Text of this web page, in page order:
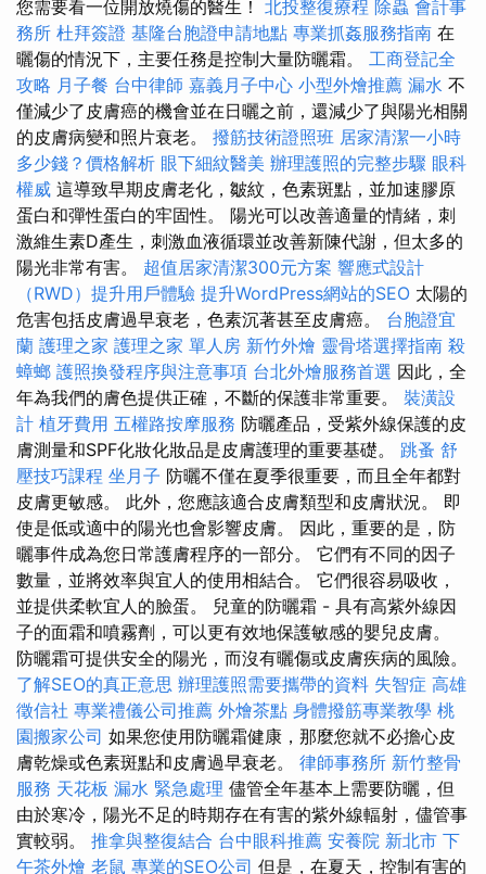
您需要看一位開放燒傷的醫生！ 北投整復療程 除蟲 會計事
務所 杜拜簽證 基隆台胞證申請地點 專業抓姦服務指南 在
曬傷的情況下，主要任務是控制大量防曬霜。 工商登記全
攻略 月子餐 台中律師 嘉義月子中心 小型外燴推薦 漏水 不
僅減少了皮膚癌的機會並在日曬之前，還減少了與陽光相關
的皮膚病變和照片衰老。 撥筋技術證照班 居家清潔一小時
多少錢？價格解析 眼下細紋醫美 辦理護照的完整步驟 眼科
權威 這導致早期皮膚老化，皺紋，色素斑點，並加速膠原
蛋白和彈性蛋白的牢固性。 陽光可以改善適量的情緒，刺
激維生素D產生，刺激血液循環並改善新陳代謝，但太多的
陽光非常有害。 超值居家清潔300元方案 響應式設計
（RWD）提升用戶體驗 提升WordPress網站的SEO 太陽的
危害包括皮膚過早衰老，色素沉著甚至皮膚癌。 台胞證宜
蘭 護理之家 護理之家 單人房 新竹外燴 靈骨塔選擇指南 殺
蟑螂 護照換發程序與注意事項 台北外燴服務首選 因此，全
年為我們的膚色提供正確，不斷的保護非常重要。 裝潢設
計 植牙費用 五權路按摩服務 防曬產品，受紫外線保護的皮
膚測量和SPF化妝化妝品是皮膚護理的重要基礎。 跳蚤 舒
壓技巧課程 坐月子 防曬不僅在夏季很重要，而且全年都對
皮膚更敏感。 此外，您應該適合皮膚類型和皮膚狀況。 即
使是低或適中的陽光也會影響皮膚。 因此，重要的是，防
曬事件成為您日常護膚程序的一部分。 它們有不同的因子
數量，並將效率與宜人的使用相結合。 它們很容易吸收，
並提供柔軟宜人的臉蛋。 兒童的防曬霜 - 具有高紫外線因
子的面霜和噴霧劑，可以更有效地保護敏感的嬰兒皮膚。
防曬霜可提供安全的陽光，而沒有曬傷或皮​​膚疾病的風險。
了解SEO的真正意思 辦理護照需要攜帶的資料 失智症 高雄
徵信社 專業禮儀公司推薦 外燴茶點 身體撥筋專業教學 桃
園搬家公司 如果您使用防曬霜健康，那麼您就不必擔心皮
膚乾燥或色素斑點和皮膚過早衰老。 律師事務所 新竹整骨
服務 天花板 漏水 緊急處理 儘管全年基本上需要防曬，但
由於寒冷，陽光不足的時期存在有害的紫外線輻射，儘管事
實較弱。 推拿與整復結合 台中眼科推薦 安養院 新北市 下
午茶外燴 老鼠 專業的SEO公司 但是，在夏天，控制有害的